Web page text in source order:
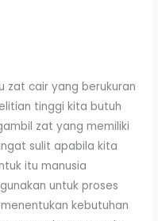
zat cair yang berukuran
tinggi kita butuh
zat yang memiliki
sulit apabila kita
itu manusia
untuk proses
kebutuhan